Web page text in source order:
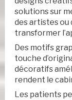
solutions sur
des artistes ou
transformer
Des motifs
touche
décoratifs
rendent le
Les patients